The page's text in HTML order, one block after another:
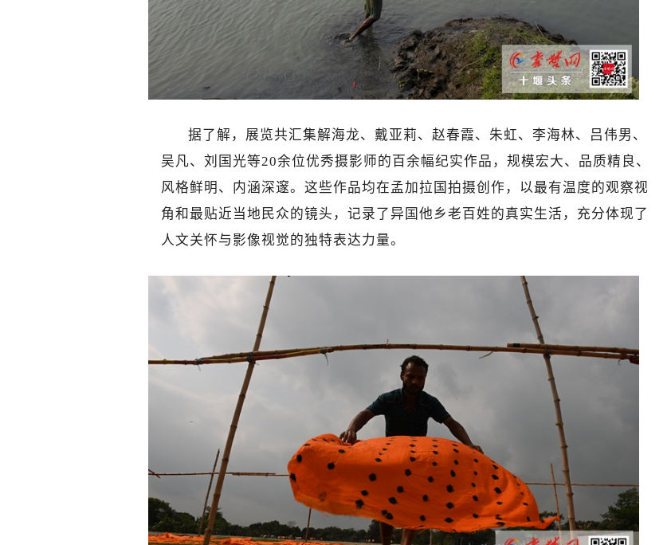
据了解，展览共汇集解海龙、戴亚莉、赵春霞、朱虹、李海林、吕伟男、
吴凡、刘国光等20余位优秀摄影师的百余幅纪实作品，规模宏大、品质精良、
风格鲜明、内涵深邃。这些作品均在孟加拉国拍摄创作，以最有温度的观察视
角和最贴近当地民众的镜头，记录了异国他乡老百姓的真实生活，充分体现了
人文关怀与影像视觉的独特表达力量。